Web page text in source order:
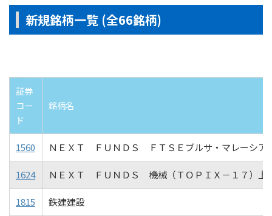
新規銘柄一覧 (全66銘柄)
証券
コー
ド
銘柄名
1560 ＮＥＸＴ ＦＵＮＤＳ ＦＴＳＥブルサ・マレーシア
1624 ＮＥＸＴ ＦＵＮＤＳ 機械（ＴＯＰＩＸ－１７）上
1815 鉄建建設